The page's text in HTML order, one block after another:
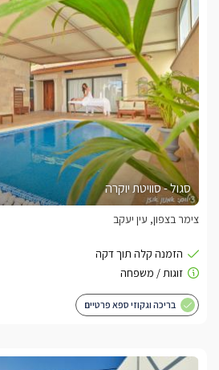
סגול - סוויטת יוקרה
צימר בצפון, עין יעקב
בריכה וגקוזי ספא פרטיים